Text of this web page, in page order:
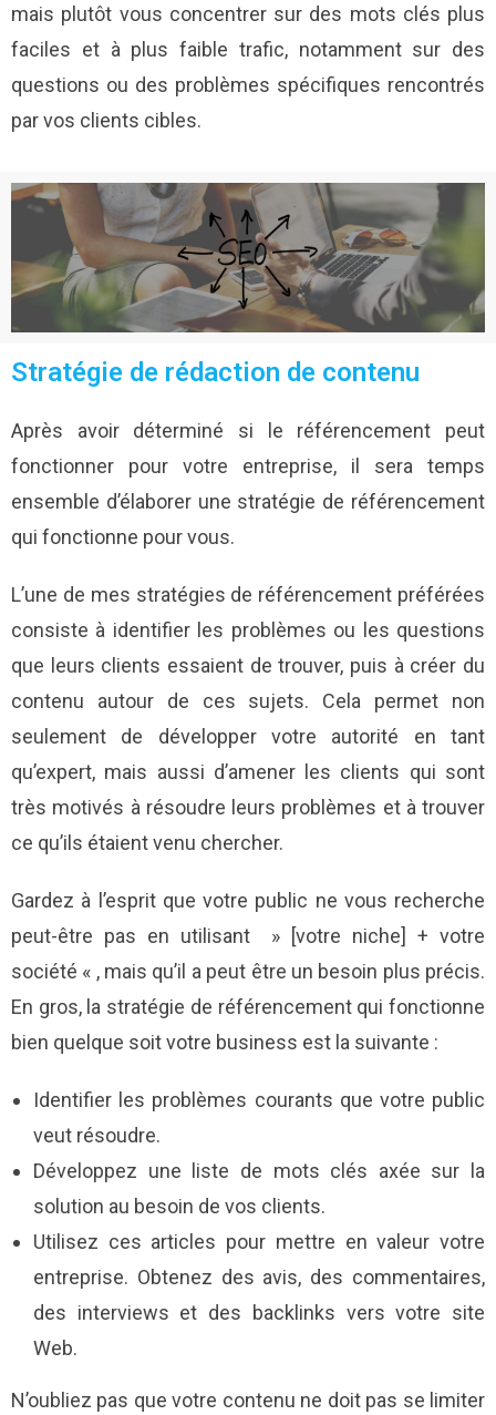
mais plutôt vous concentrer sur des mots clés plus
faciles et à plus faible trafic, notamment sur des
questions ou des problèmes spécifiques rencontrés
par vos clients cibles.
Stratégie de rédaction de contenu
Après avoir déterminé si le référencement peut
fonctionner pour votre entreprise, il sera temps
ensemble d’élaborer une stratégie de référencement
qui fonctionne pour vous.
L’une de mes stratégies de référencement préférées
consiste à identifier les problèmes ou les questions
que leurs clients essaient de trouver, puis à créer du
contenu autour de ces sujets. Cela permet non
seulement de développer votre autorité en tant
qu’expert, mais aussi d’amener les clients qui sont
très motivés à résoudre leurs problèmes et à trouver
ce qu’ils étaient venu chercher.
Gardez à l’esprit que votre public ne vous recherche
peut-être pas en utilisant » [votre niche] + votre
société « , mais qu’il a peut être un besoin plus précis.
En gros, la stratégie de référencement qui fonctionne
bien quelque soit votre business est la suivante :
Identifier les problèmes courants que votre public
veut résoudre.
Développez une liste de mots clés axée sur la
solution au besoin de vos clients.
Utilisez ces articles pour mettre en valeur votre
entreprise. Obtenez des avis, des commentaires,
des interviews et des backlinks vers votre site
Web.
N’oubliez pas que votre contenu ne doit pas se limiter